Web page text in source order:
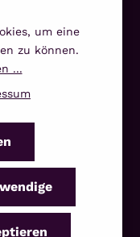
um eine
zu können.
...